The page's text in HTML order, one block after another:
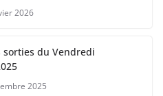
2026
sorties du Vendredi
2025